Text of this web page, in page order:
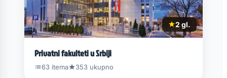
2 gl.
Privatni fakulteti u Srbiji
63 itema 353 ukupno